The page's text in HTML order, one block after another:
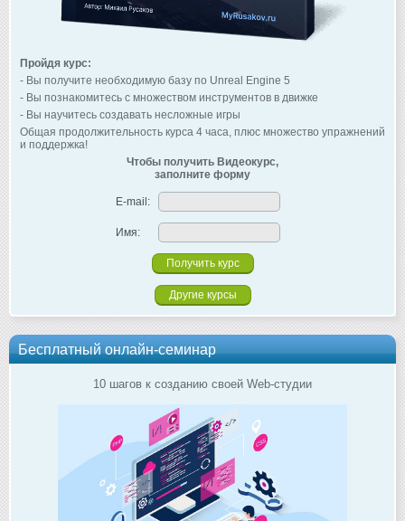
Пройдя курс:
- Вы получите необходимую базу по Unreal Engine 5
- Вы познакомитесь с множеством инструментов в движке
- Вы научитесь создавать несложные игры
Общая продолжительность курса 4 часа, плюс множество упражнений
и поддержка!
Чтобы получить Видеокурс,
заполните форму
E-mail:
Имя:
Другие курсы
Бесплатный онлайн-семинар
10 шагов к созданию своей Web-студии